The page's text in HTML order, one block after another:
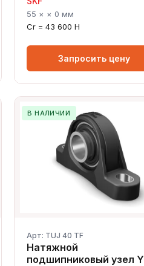
55 × × 0 мм
Cr = 43 600 Н
Запросить цену
В НАЛИЧИИ
Арт: TUJ 40 TF
Натяжной
подшипниковый узел Y